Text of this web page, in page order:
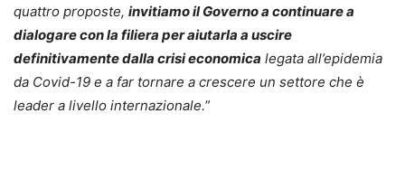
quattro proposte, invitiamo il Governo a continuare a
dialogare con la filiera per aiutarla a uscire
definitivamente dalla crisi economica legata all’epidemia
da Covid-19 e a far tornare a crescere un settore che è
leader a livello internazionale.”